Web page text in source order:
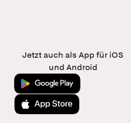
Jetzt auch als App für iOS
und Android
Jetzt bei Google Play
Laden im App Store